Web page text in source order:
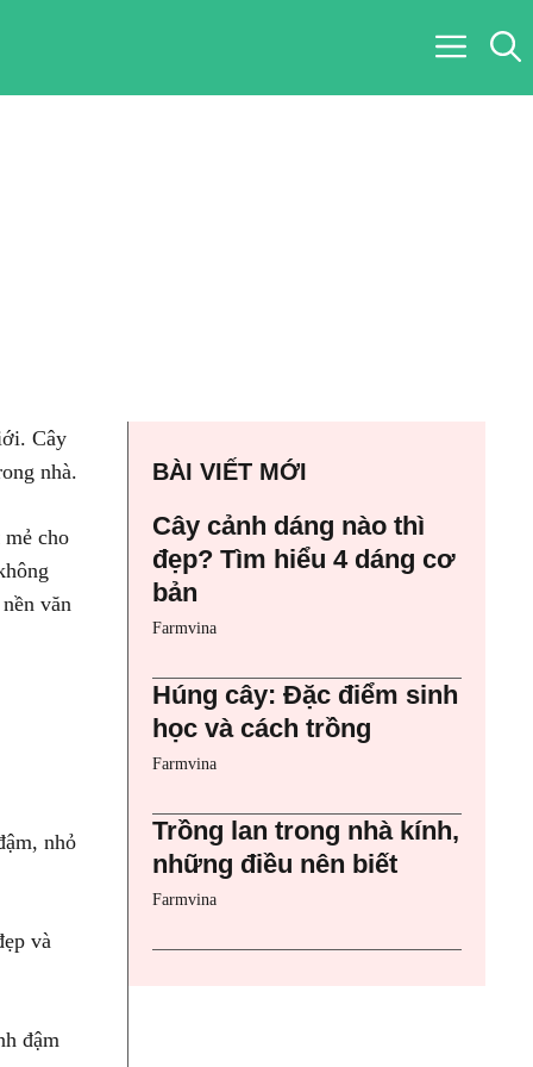
Cây
nhà.
cho
văn
nhỏ
và
đậm
BÀI VIẾT MỚI
Cây cảnh dáng nào thì
đẹp? Tìm hiểu 4 dáng cơ
bản
Farmvina
Húng cây: Đặc điểm sinh
học và cách trồng
Farmvina
Trồng lan trong nhà kính,
những điều nên biết
Farmvina